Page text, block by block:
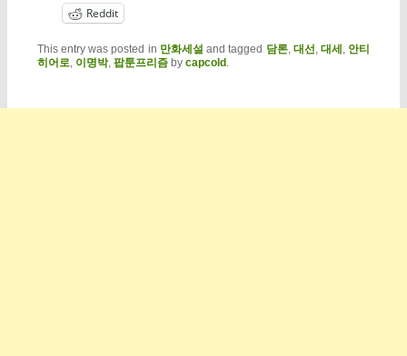
Reddit
This entry was posted in 만화세설 and tagged 담론, 대선,대세 , 안티
히어로, 이명박, 팝툰프리즘by capcold .